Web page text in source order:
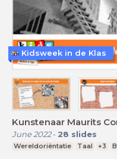
Kunstenaar Maurits
June 2022- 28 slides
Wereldoriëntatie Taal +3
Kidsweek in de Klas